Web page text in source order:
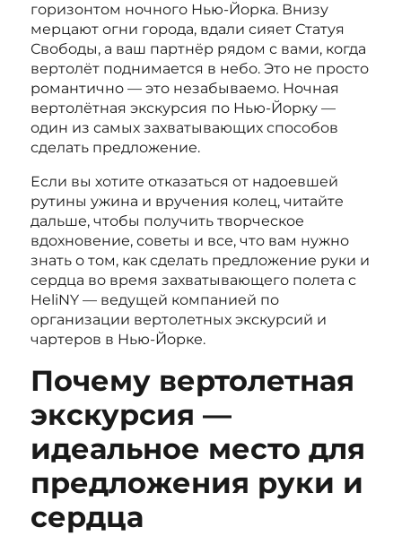
горизонтом ночного Нью-Йорка. Внизу
мерцают огни города, вдали сияет Статуя
Свободы, а ваш партнёр рядом с вами, когда
вертолёт поднимается в небо. Это не просто
романтично — это незабываемо. Ночная
вертолётная экскурсия по Нью-Йорку —
один из самых захватывающих способов
сделать предложение.
Если вы хотите отказаться от надоевшей
рутины ужина и вручения колец, читайте
дальше, чтобы получить творческое
вдохновение, советы и все, что вам нужно
знать о том, как сделать предложение руки и
сердца во время захватывающего полета с
HeliNY — ведущей компанией по
организации вертолетных экскурсий и
чартеров в Нью-Йорке.
Почему вертолетная
экскурсия —
идеальное место для
предложения руки и
сердца